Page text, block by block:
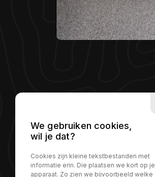
We gebruiken cookies,
wil je dat?
Cookies zijn kleine tekstbestanden met
informatie erin. Die plaatsen we kort op je
apparaat. Zo zien we bijvoorbeeld welke